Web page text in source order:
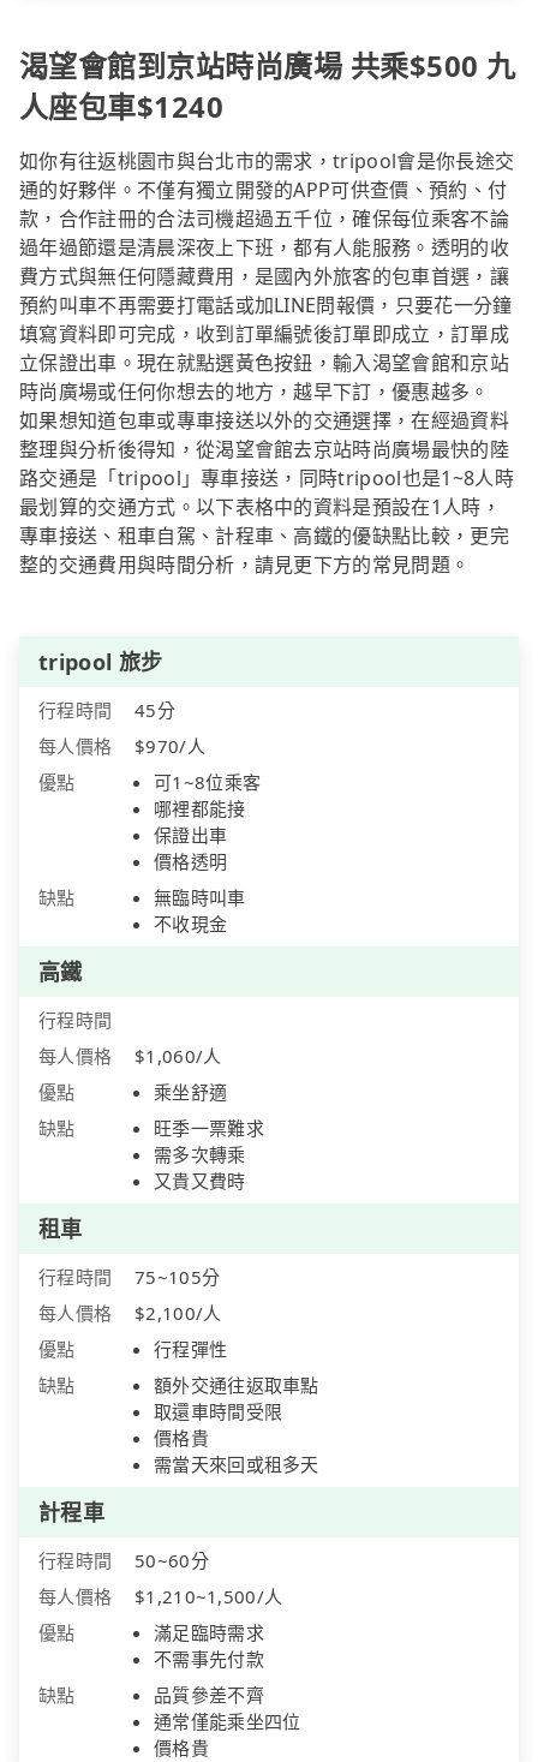
渴望會館到京站時尚廣場 共乘$500 九
人座包車$1240
如你有往返桃園市與台北市的需求，tripool會是你長途交
通的好夥伴。不僅有獨立開發的APP可供查價、預約、付
款，合作註冊的合法司機超過五千位，確保每位乘客不論
過年過節還是清晨深夜上下班，都有人能服務。透明的收
費方式與無任何隱藏費用，是國內外旅客的包車首選，讓
預約叫車不再需要打電話或加LINE問報價，只要花一分鐘
填寫資料即可完成，收到訂單編號後訂單即成立，訂單成
立保證出車。現在就點選黃色按鈕，輸入渴望會館和京站
時尚廣場或任何你想去的地方，越早下訂，優惠越多。
如果想知道包車或專車接送以外的交通選擇，在經過資料
整理與分析後得知，從渴望會館去京站時尚廣場最快的陸
路交通是「tripool」專車接送，同時tripool也是1~8人時
最划算的交通方式。以下表格中的資料是預設在1人時，
專車接送、租車自駕、計程車、高鐵的優缺點比較，更完
整的交通費用與時間分析，請見更下方的常見問題。
tripool 旅步
行程時間
45分
每人價格
$970/人
優點
可1~8位乘客
哪裡都能接
保證出車
價格透明
缺點
無臨時叫車
不收現金
高鐵
行程時間
每人價格
$1,060/人
優點
乘坐舒適
缺點
旺季一票難求
需多次轉乘
又貴又費時
租車
行程時間
75~105分
每人價格
$2,100/人
優點
行程彈性
缺點
額外交通往返取車點
取還車時間受限
價格貴
需當天來回或租多天
計程車
行程時間
50~60分
每人價格
$1,210~1,500/人
優點
滿足臨時需求
不需事先付款
缺點
品質參差不齊
通常僅能乘坐四位
價格貴